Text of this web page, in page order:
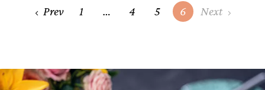
Posts Prev 1 … 4 5 6 Next